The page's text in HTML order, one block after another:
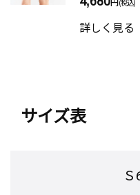
(税込)
詳しく見る
サイズ表